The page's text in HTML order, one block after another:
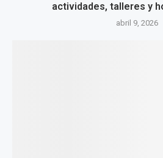
actividades, talleres y
abril 9, 2026